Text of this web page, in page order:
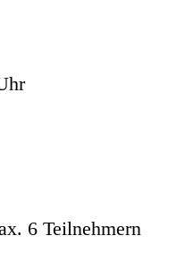
6 Teilnehmern